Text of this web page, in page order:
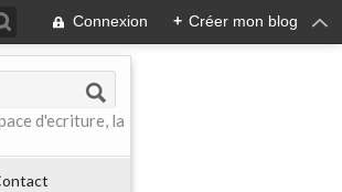
Connexion + Créer mon blog
d'ecriture, la